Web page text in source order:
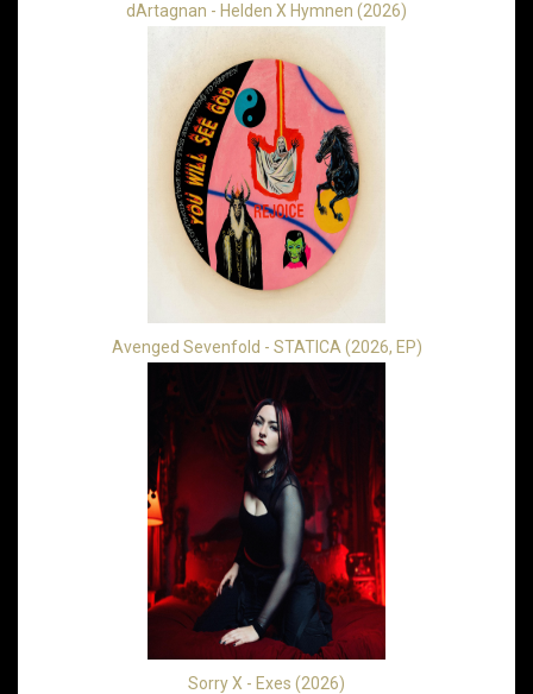
dArtagnan - Helden X Hymnen (2026)
Avenged Sevenfold - STATICA (2026, EP)
Sorry X - Exes (2026)